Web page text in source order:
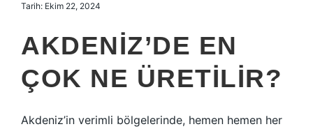
Tarih: Ekim 22, 2024
AKDENIZ’DE EN
ÇOK NE ÜRETILIR?
Akdeniz’in verimli bölgelerinde, hemen hemen her